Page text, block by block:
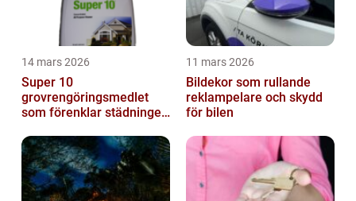
14 mars 2026
Super 10
grovrengöringsmedlet
som förenklar städningen
11 mars 2026
Bildekor som rullande
reklampelare och skydd
för bilen